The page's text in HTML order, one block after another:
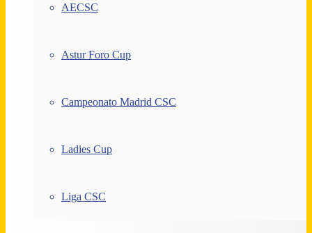
AECSC
Astur Foro Cup
Campeonato Madrid CSC
Ladies Cup
Liga CSC